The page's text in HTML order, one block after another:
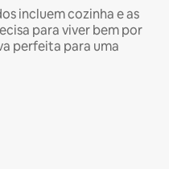
incluem cozinha e as
para viver bem por
perfeita para uma